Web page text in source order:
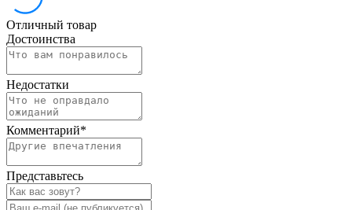
Отличный товар
Достоинства
Недостатки
Комментарий*
Представьтесь